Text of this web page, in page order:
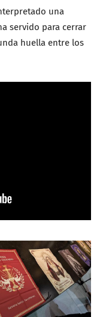
una
servido para cerrar
huella entre los